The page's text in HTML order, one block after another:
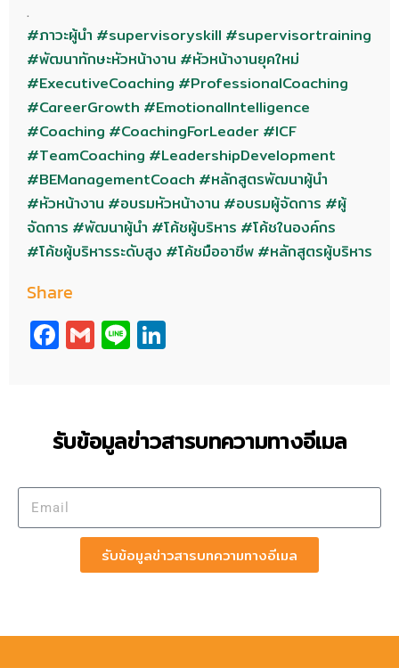
.
#ภาวะผู้นำ #supervisoryskill #supervisortraining
#พัฒนาทักษะหัวหน้างาน #หัวหน้างานยุคใหม่
#ExecutiveCoaching #ProfessionalCoaching
#CareerGrowth #EmotionalIntelligence
#Coaching #CoachingForLeader #ICF
#TeamCoaching #LeadershipDevelopment
#BEManagementCoach #หลักสูตรพัฒนาผู้นำ
#หัวหน้างาน #อบรมหัวหน้างาน #อบรมผู้จัดการ #ผู้
จัดการ #พัฒนาผู้นำ #โค้ชผู้บริหาร #โค้ชในองค์กร
#โค้ชผู้บริหารระดับสูง #โค้ชมืออาชีพ #หลักสูตรผู้บริหาร
Share
Facebook
Gmail
Line
รับข้อมูลข่าวสารบทความทางอีเมล
รับข้อมูลข่าวสารบทความทางอีเมล